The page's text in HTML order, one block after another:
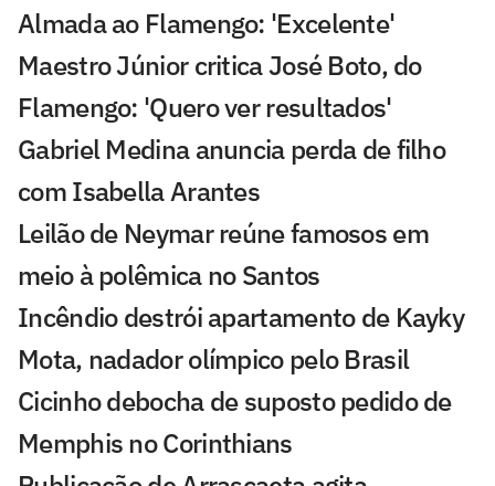
Almada ao Flamengo: 'Excelente'
Maestro Júnior critica José Boto, do
Flamengo: 'Quero ver resultados'
Gabriel Medina anuncia perda de filho
com Isabella Arantes
Leilão de Neymar reúne famosos em
meio à polêmica no Santos
Incêndio destrói apartamento de Kayky
Mota, nadador olímpico pelo Brasil
Cicinho debocha de suposto pedido de
Memphis no Corinthians